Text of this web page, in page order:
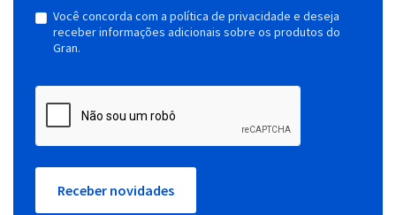
Você concorda com a política de privacidade e deseja
receber informações adicionais sobre os produtos do
Gran.
Receber novidades